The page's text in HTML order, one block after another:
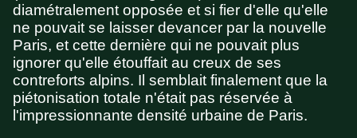
diamétralement opposée et si fier d'elle qu'elle
ne pouvait se laisser devancer par la nouvelle
Paris, et cette dernière qui ne pouvait plus
ignorer qu'elle étouffait au creux de ses
contreforts alpins. Il semblait finalement que la
piétonisation totale n'était pas réservée à
l'impressionnante densité urbaine de Paris.